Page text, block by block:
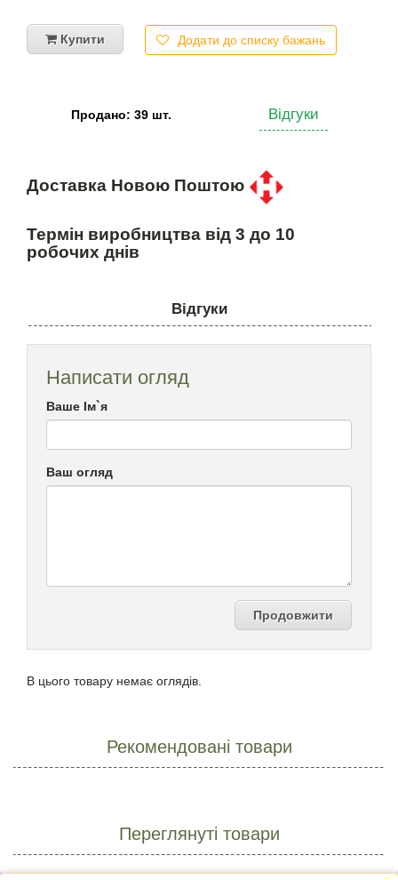
Купити Додати до списку бажань
Продано: 39 шт. Відгуки
Доставка Новою Поштою
Термін виробництва від 3 до 10
робочих днів
Відгуки
Написати огляд
Ваше Ім`я
Ваш огляд
Продовжити
В цього товару немає оглядів.
Рекомендовані товари
Переглянуті товари